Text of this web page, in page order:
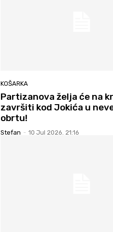
KOŠARKA
Partizanova želja će na
završiti kod Jokića u
obrtu!
Stefan - 10 Jul 2026. 21:16